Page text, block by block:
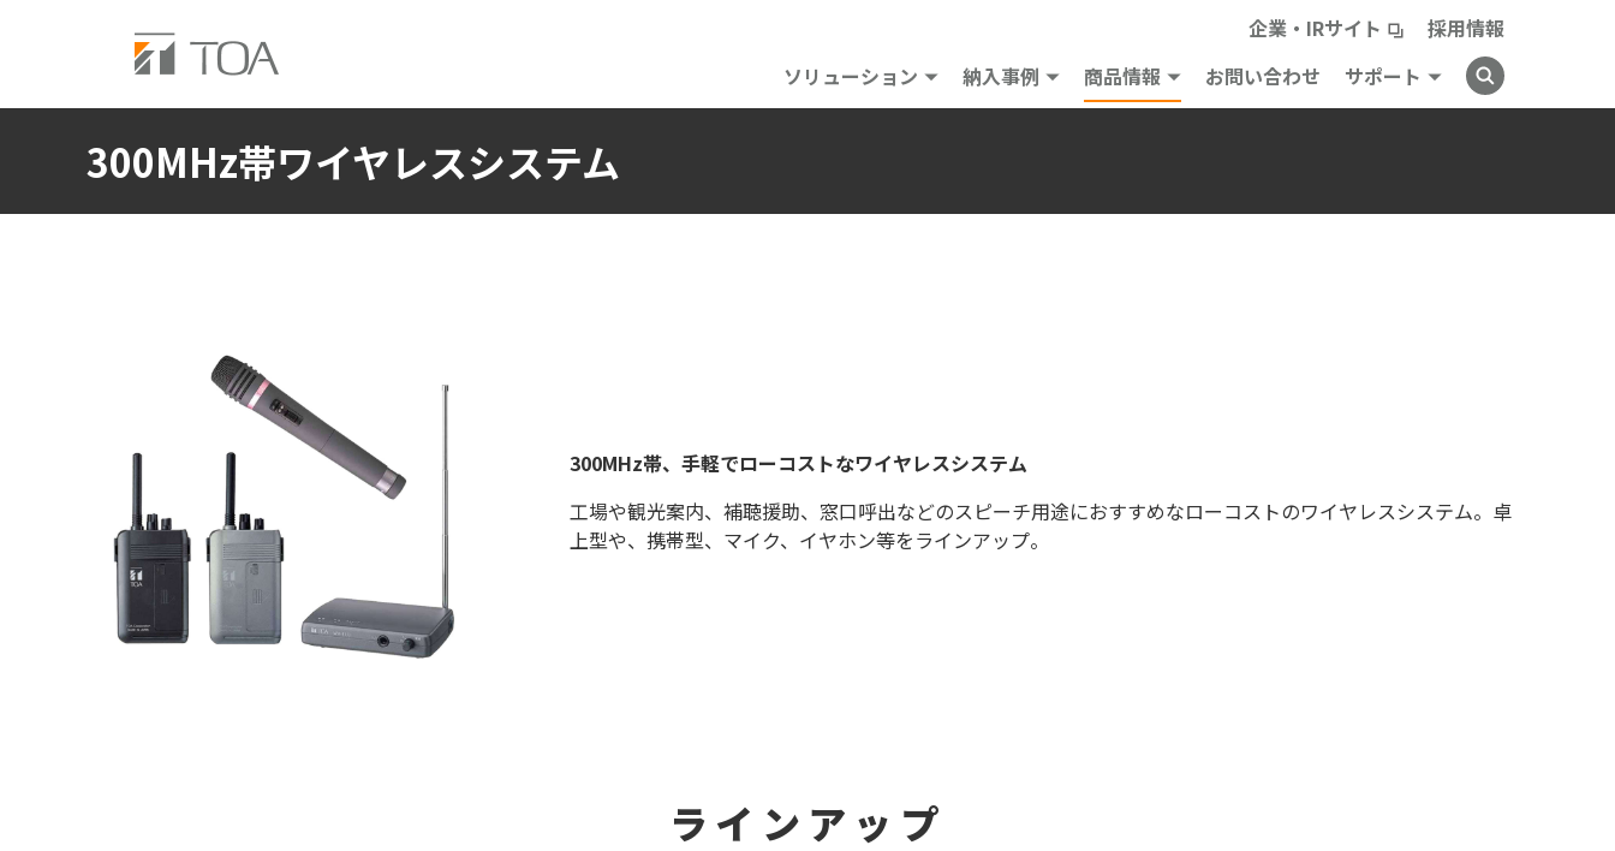
企業・IRサイト
採用情報
ソリューション
納入事例 商品情報 お問い合わせ サポート
300MHz帯ワイヤレスシステム
300MHz帯、手軽でローコストなワイヤレスシステム
工場や観光案内、補聴援助、窓口呼出などのスピーチ用途におすすめなローコストのワイヤレスシステム。卓
上型や、携帯型、マイク、イヤホン等をラインアップ。
ラインアップ